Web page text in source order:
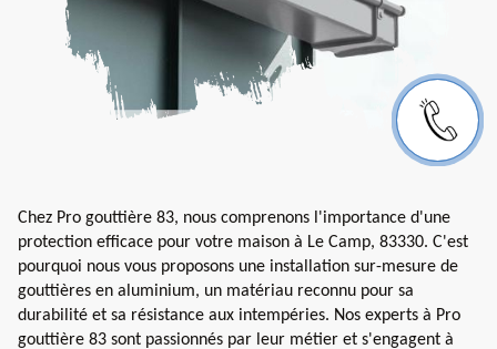
Chez Pro gouttière 83, nous comprenons l'importance d'une
protection efficace pour votre maison à Le Camp, 83330. C'est
pourquoi nous vous proposons une installation sur-mesure de
gouttières en aluminium, un matériau reconnu pour sa
durabilité et sa résistance aux intempéries. Nos experts à Pro
gouttière 83 sont passionnés par leur métier et s'engagent à